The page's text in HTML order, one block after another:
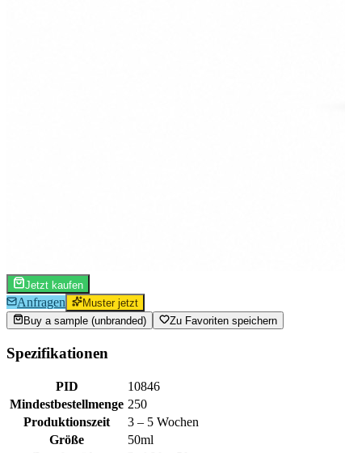
Jetzt kaufen
Anfragen
Muster jetzt
Buy a sample (unbranded)
Zu Favoriten speichern
Spezifikationen
PID
10846
Mindestbestellmenge 250
Produktionszeit
3 – 5 Wochen
Größe
50ml